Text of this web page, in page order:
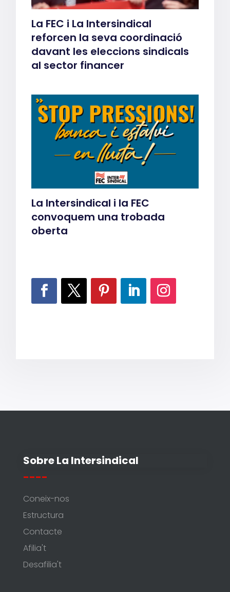
La FEC i La Intersindical
reforcen la seva coordinació
davant les eleccions sindicals
al sector financer
La Intersindical i la FEC
convoquem una trobada
oberta
Sobre La Intersindical
----
Coneix-nos
Estructura
Contacte
Afilia't
Desafilia't